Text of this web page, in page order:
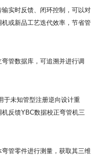
实时反馈、闭环控制，可以对
或新品工艺迭代效率，节省管
管数据库，可追溯并进行调
于未知管型注册逆向设计重
反馈YBC数据校正弯管机三
管零件进行测量，获取其三维